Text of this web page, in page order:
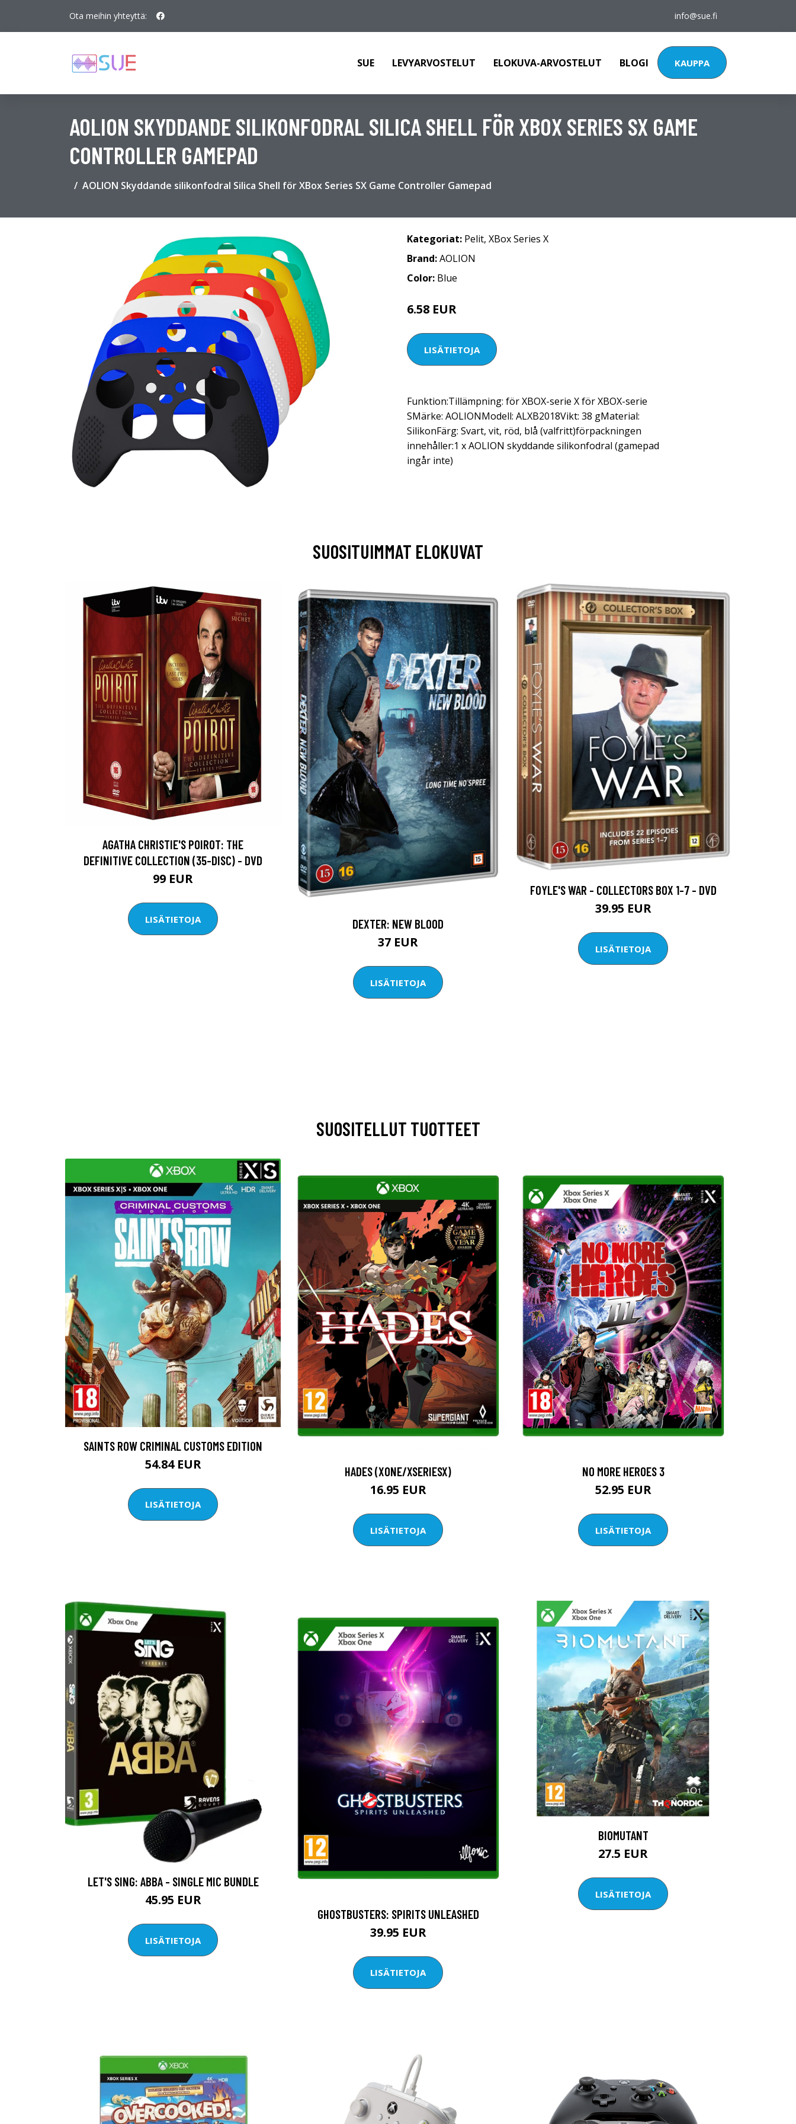
Ota meihin yhteyttä: info@sue.fi
SUE LEVYARVOSTELUT ELOKUVA-ARVOSTELUT BLOGI KAUPPA
AOLION SKYDDANDE SILIKONFODRAL SILICA SHELL FÖR XBOX SERIES SX GAME
CONTROLLER GAMEPAD
AOLION Skyddande silikonfodral Silica Shell för XBox Series SX Game Controller Gamepad
Kategoriat: Pelit, XBox Series X
Brand:AOLION
Color: Blue
6.58 EUR
LISÄTIETOJA
Funktion:Tillämpning: för XBOX-serie X för XBOX-serie
SMärke: AOLIONModell: ALXB2018Vikt: 38 gMaterial:
SilikonFärg: Svart, vit, röd, blå (valfritt)förpackningen
innehåller:1 x AOLION skyddande silikonfodral (gamepad
ingår inte)
SUOSITUIMMAT ELOKUVAT
AGATHA CHRISTIE'S POIROT: THE
DEFINITIVE COLLECTION (35-DISC) - DVD
99 EUR
LISÄTIETOJA DEXTER: NEW BLOOD
37 EUR
LISÄTIETOJA
FOYLE'S WAR - COLLECTORS BOX 1-7 - DVD
39.95 EUR
LISÄTIETOJA
SUOSITELLUT TUOTTEET
SAINTS ROW CRIMINAL CUSTOMS EDITION
54.84 EUR
LISÄTIETOJA
HADES (XONE/XSERIESX)
16.95 EUR
LISÄTIETOJA
NO MORE HEROES 3
52.95 EUR
LISÄTIETOJA
LET'S SING: ABBA - SINGLE MIC BUNDLE
45.95 EUR
LISÄTIETOJA
GHOSTBUSTERS: SPIRITS UNLEASHED
39.95 EUR
LISÄTIETOJA
BIOMUTANT
27.5 EUR
LISÄTIETOJA